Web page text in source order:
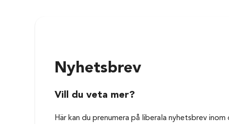
Nyhetsbrev
Vill du veta mer?
Här kan du prenumera på liberala nyhetsbrev inom